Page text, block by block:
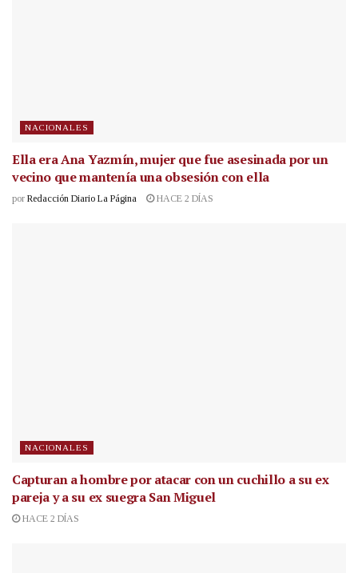
NACIONALES
Ella era Ana Yazmín, mujer que fue asesinada por un
vecino que mantenía una obsesión con ella
por Redacción Diario La Página HACE 2 DÍAS
NACIONALES
Capturan a hombre por atacar con un cuchillo a su ex
pareja y a su ex suegra San Miguel
HACE 2 DÍAS